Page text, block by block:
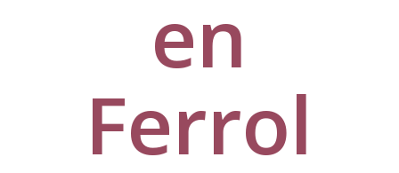
en
Ferrol